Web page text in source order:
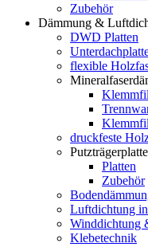
Zubehör
Dämmung &
DWD Platten
flexible
druckfeste
Platten
Zubehör
Luftdichtung
Winddichtung
Klebetechnik